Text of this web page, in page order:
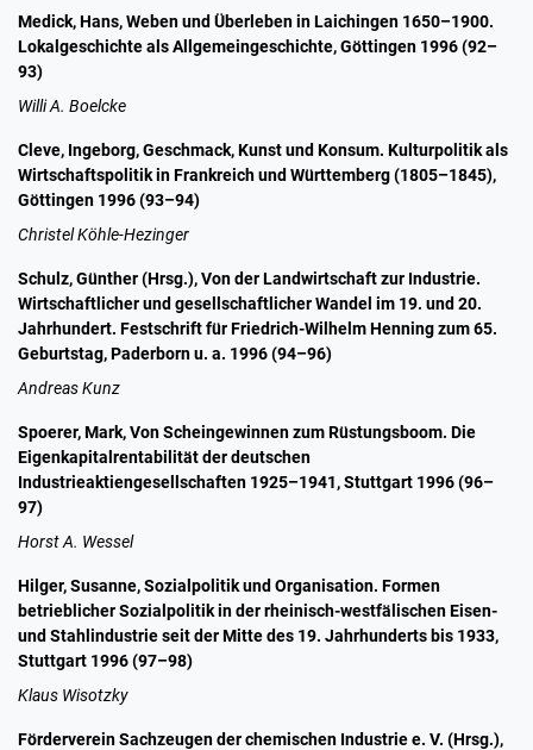
Medick, Hans, Weben und Überleben in Laichingen 1650–1900.
Lokalgeschichte als Allgemeingeschichte, Göttingen 1996 (92–
93)
Willi A. Boelcke
Cleve, Ingeborg, Geschmack, Kunst und Konsum. Kulturpolitik als
Wirtschaftspolitik in Frankreich und Württemberg (1805–1845),
Göttingen 1996 (93–94)
Christel Köhle-Hezinger
Schulz, Günther (Hrsg.), Von der Landwirtschaft zur Industrie.
Wirtschaftlicher und gesellschaftlicher Wandel im 19. und 20.
Jahrhundert. Festschrift für Friedrich-Wilhelm Henning zum 65.
Geburtstag, Paderborn u. a. 1996 (94–96)
Andreas Kunz
Spoerer, Mark, Von Scheingewinnen zum Rüstungsboom. Die
Eigenkapitalrentabilität der deutschen
Industrieaktiengesellschaften 1925–1941, Stuttgart 1996 (96–
97)
Horst A. Wessel
Hilger, Susanne, Sozialpolitik und Organisation. Formen
betrieblicher Sozialpolitik in der rheinisch-westfälischen Eisen-
und Stahlindustrie seit der Mitte des 19. Jahrhunderts bis 1933,
Stuttgart 1996 (97–98)
Klaus Wisotzky
Förderverein Sachzeugen der chemischen Industrie e. V. (Hrsg.),